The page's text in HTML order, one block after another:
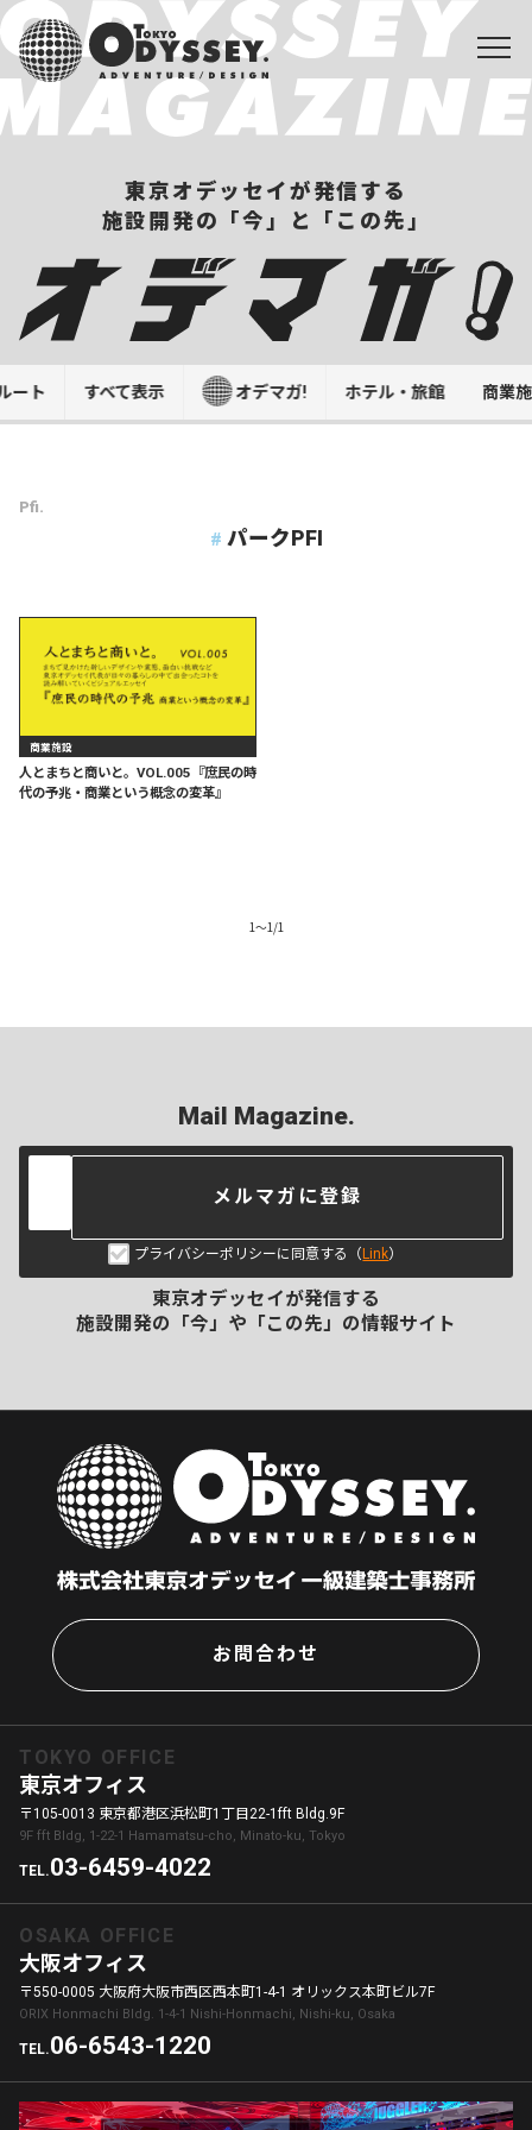
東京オデッセイが発信する
施設開発の「今」と「この先」
ート すべて表示 オデマガ! ホテル・旅館 商業
Pfi.
パークPFI
商業施設
人とまちと商いと。VOL.005『庶民の時
代の予兆・商業という概念の変革』
1〜1 /1
Mail Magazine.
メルマガに登録
プライバシーポリシーに同意する（ Link）
東京オデッセイが発信する
施設開発の「今」や「この先」の情報サイト
お問合わせ
TOKYO OFFICE
東京オフィス
〒105-0013 東京都港区浜松町1丁目22-1fft Bldg.9F
9F fft Bldg, 1-22-1 Hamamatsu-cho, Minato-ku, Tokyo
TEL.03-6459-4022
OSAKA OFFICE
大阪オフィス
〒550-0005 大阪府大阪市西区西本町1-4-1 オリックス本町ビル7F
ORIX Honmachi Bldg. 1-4-1 Nishi-Honmachi, Nishi-ku, Osaka
TEL.06-6543-1220